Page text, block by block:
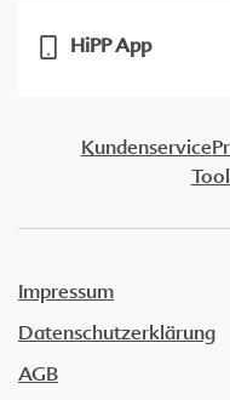
HiPP App
Kundenservice
Impressum
Datenschutzerklärung
AGB